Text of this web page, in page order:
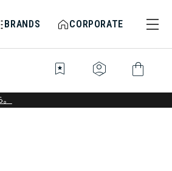
BRANDS CORPORATE
bookmark_star identity_platform shopping_bag